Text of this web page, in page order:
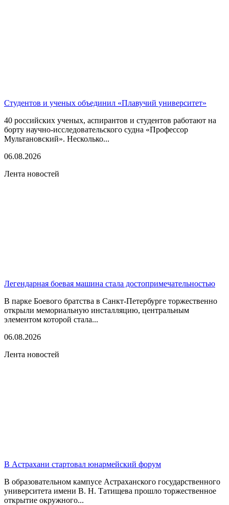
Студентов и ученых объединил «Плавучий университет»
40 российских ученых, аспирантов и студентов работают на
борту научно-исследовательского судна «Профессор
Мультановский». Несколько...
06.08.2026
Лента новостей
Легендарная боевая машина стала достопримечательностью
В парке Боевого братства в Санкт-Петербурге торжественно
открыли мемориальную инсталляцию, центральным
элементом которой стала...
06.08.2026
Лента новостей
В Астрахани стартовал юнармейский форум
В образовательном кампусе Астраханского государственного
университета имени В. Н. Татищева прошло торжественное
открытие окружного...